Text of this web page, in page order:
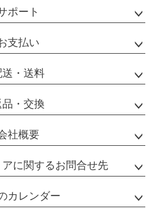
のコーヒーです。
うまみ成分が濃く出るう
ような香りと、舌にからみ
豊かな味わいになります。
ヒーはより軽やかでバラン
ーの粉の量や挽き目、抽出
い。
ラーコーヒー
ップ
ポート
支払い
送・送料
品・交換
社概要
に関するお問合せ先
カレンダー